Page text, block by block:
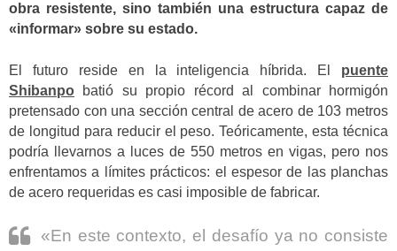
obra resistente, sino también una estructura capaz de
«informar» sobre su estado.
El futuro reside en la inteligencia híbrida. El puente
Shibanpo batió su propio récord al combinar hormigón
pretensado con una sección central de acero de 103 metros
de longitud para reducir el peso. Teóricamente, esta técnica
podría llevarnos a luces de 550 metros en vigas, pero nos
enfrentamos a límites prácticos: el espesor de las planchas
de acero requeridas es casi imposible de fabricar.
«En este contexto, el desafío ya no consiste